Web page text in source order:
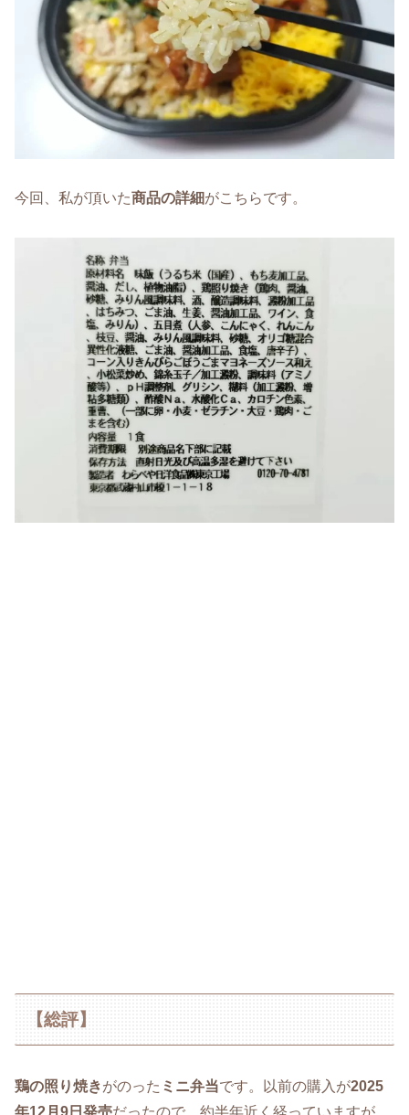
今回、私が頂いた商品の詳細がこちらです。
【総評】
鶏の照り焼きがのった ミニ弁当です。以前の購入が2025
年12月9日発売だったので、約半年近く経っていますが、